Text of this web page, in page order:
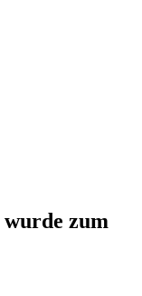
wurde zum